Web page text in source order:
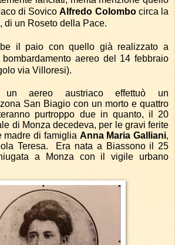
di SovicoAlfredo Colombocirca la
di un Roseto della Pace.
il paio con quello già realizzato a
aereo del 14 febbraio
via Villoresi).
aereo austriaco effettuò un
San Biagio con un morto e quattro
purtroppo due in quanto, il 20
di Monza decedeva, per le gravi ferite
madre di famiglia Anna Maria Galliani,
Teresa.
Era nata a Biassono il 25
a Monza con il vigile urbano